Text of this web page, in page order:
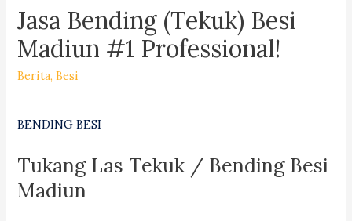
Jasa Bending (Tekuk) Besi
Madiun #1 Professional!
Berita,Besi
BENDING BESI
Tukang Las Tekuk / Bending Besi
Madiun